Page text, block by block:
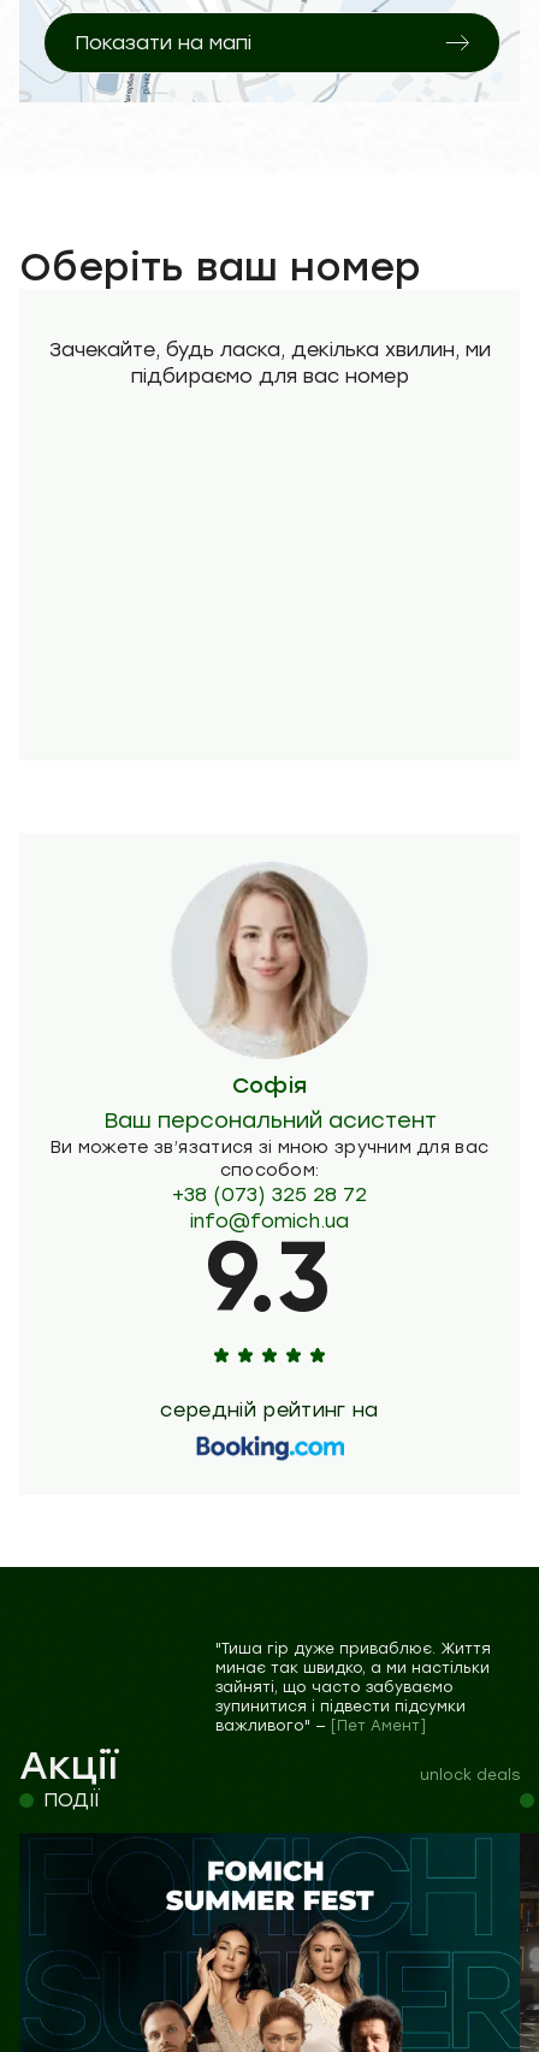
Показати на мапі
Софія
Ваш персональний асистент
Ви можете зв’язатися зі мною зручним для вас
способом:
+38 (073) 325 28 72
info@fomich.ua
9.3
середній рейтинг на
Оберіть ваш номер
Зачекайте, будь ласка, декілька хвилин, ми
підбираємо для вас номер
unlock deals
Акції
"Тиша гір дуже приваблює. Життя
минає так швидко, а ми настільки
зайняті, що часто забуваємо
зупинитися і підвести підсумки
важливого" —
[Пет Амент]
ПОДІЇ